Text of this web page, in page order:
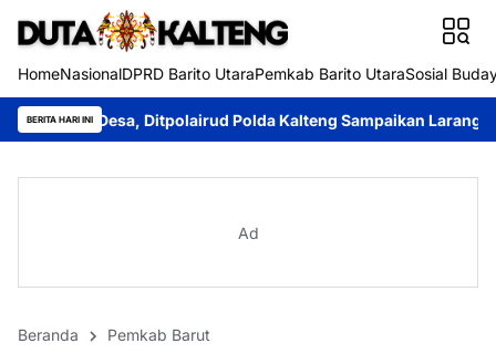
HomeNasionalDPRD Barito UtaraPemkab Barito UtaraSosial
BERITA HARI INIPolda Kalteng Sampaikan Larangan Membakar Hutan
Ad
Beranda Pemkab Barut